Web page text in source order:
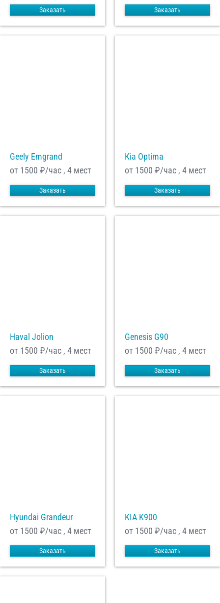
Заказать Заказать
Geely Emgrand
от 1500 ₽/час , 4 мест
Заказать
Kia Optima
от 1500 ₽/час , 4 мест
Заказать
Haval Jolion
от 1500 ₽/час , 4 мест
Заказать
Genesis G90
от 1500 ₽/час , 4 мест
Заказать
Hyundai Grandeur
от 1500 ₽/час , 4 мест
Заказать
KIA K900
от 1500 ₽/час , 4 мест
Заказать